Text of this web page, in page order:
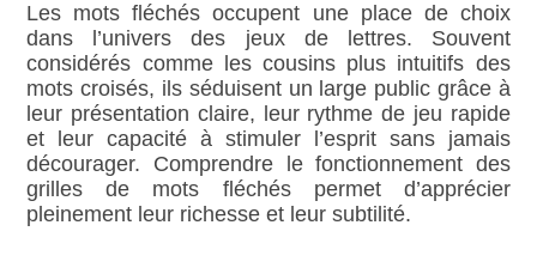
Les mots fléchés occupent une place de choix
dans l’univers des jeux de lettres. Souvent
considérés comme les cousins plus intuitifs des
mots croisés, ils séduisent un large public grâce à
leur présentation claire, leur rythme de jeu rapide
et leur capacité à stimuler l’esprit sans jamais
décourager. Comprendre le fonctionnement des
grilles de mots fléchés permet d’apprécier
pleinement leur richesse et leur subtilité.